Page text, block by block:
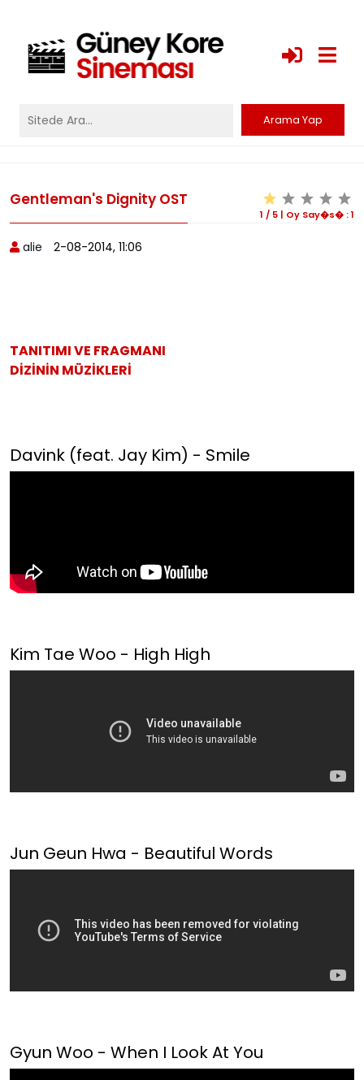
Gentleman's Dignity OST
1 / 5 | Oy Say�s� :1
alie 2-08-2014, 11:06
TANITIMI VE FRAGMANI
DİZİNİN MÜZİKLERİ
Davink (feat. Jay Kim) - Smile
Kim Tae Woo - High High
Jun Geun Hwa - Beautiful Words
Gyun Woo - When I Look At You